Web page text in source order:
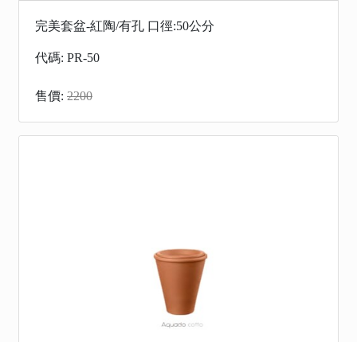
​​​​​​​完美套盆-紅陶/有孔 口徑:50公分
代碼: PR-50
售價: 2200